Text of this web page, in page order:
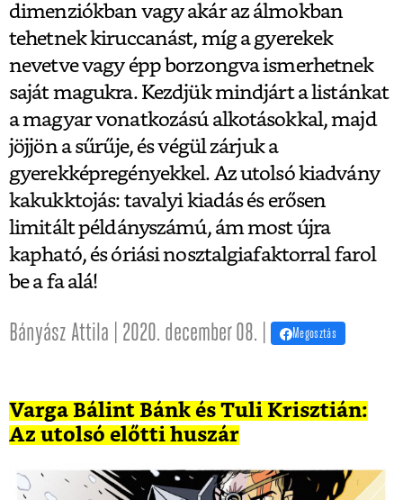
dimenziókban vagy akár az álmokban
tehetnek kiruccanást, míg a gyerekek
nevetve vagy épp borzongva ismerhetnek
saját magukra. Kezdjük mindjárt a listánkat
a magyar vonatkozású alkotásokkal, majd
jöjjön a sűrűje, és végül zárjuk a
gyerekképregényekkel. Az utolsó kiadvány
kakukktojás: tavalyi kiadás és erősen
limitált példányszámú, ám most újra
kapható, és óriási nosztalgiafaktorral farol
be a fa alá!
Bányász Attila | 2020. december 08. | Megosztás
Varga Bálint Bánk és Tuli Krisztián:
Az utolsó előtti huszár